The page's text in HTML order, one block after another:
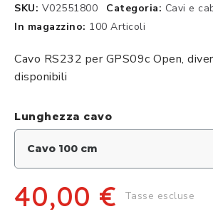
SKU V02551800 Categoria
Cavi e
In magazzino 100 Articoli
Cavo RS232 per GPS09c Open,
disponibili
Lunghezza cavo
40,00 € Tasse escluse